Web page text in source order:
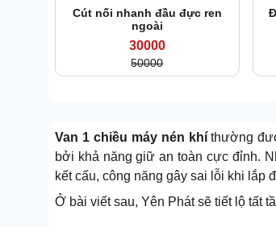
Cút nối nhanh đầu đực ren
ngoài
30000
50000
Van 1 chiều máy nén khíthường
bởi khả năng giữ an toàn cực đỉnh.
kết cấu, công năng gây sai lỗi khi lắp
Ở bài viết sau, Yên Phát sẽ tiết lộ tất